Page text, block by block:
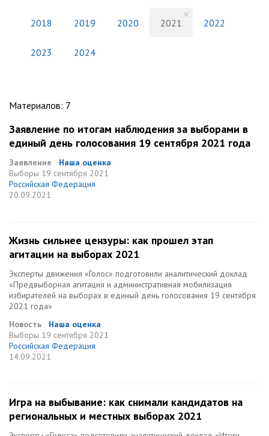
2018 2019 2020 2021 2022
2023 2024
Материалов: 7
Заявление по итогам наблюдения за выборами в
единый день голосования 19 сентября 2021 года
Заявление
Наша оценка
Выборы 19 сентября 2021
Российская Федерация
20.09.2021
Жизнь сильнее цензуры: как прошел этап
агитации на выборах 2021
Эксперты движения «Голос» подготовили аналитический доклад
«Предвыборная агитация и административная мобилизация
избирателей на выборах в единый день голосования 19 сентября
2021 года»
Новость
Наша оценка
Выборы 19 сентября 2021
Российская Федерация
14.09.2021
Игра на выбывание: как снимали кандидатов на
региональных и местных выборах 2021